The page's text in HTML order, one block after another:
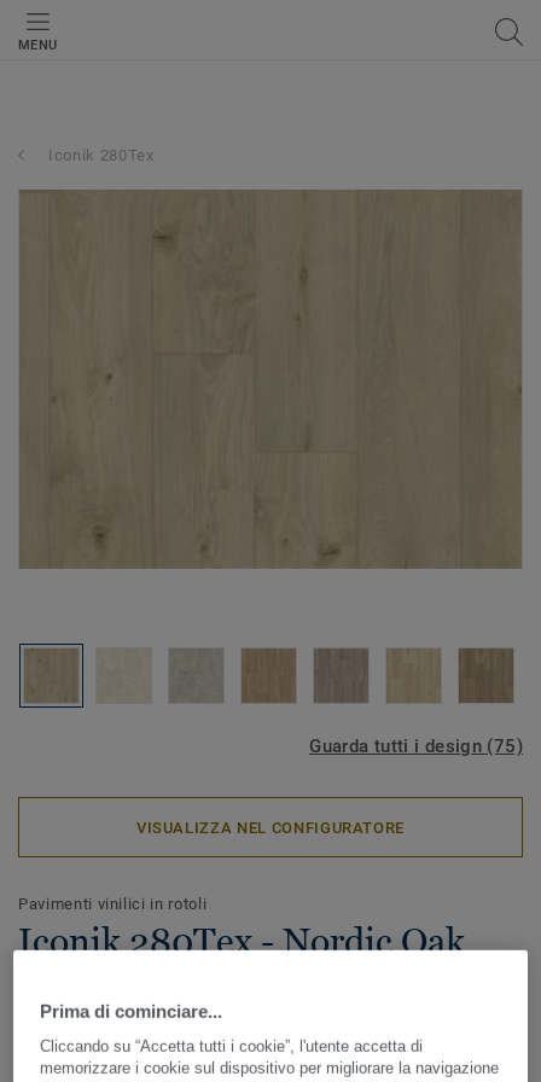
MENU
Iconik 280Tex
Guarda tutti i design (75)
VISUALIZZA NEL CONFIGURATORE
Pavimenti vinilici in rotoli
Iconik 280Tex - Nordic Oak
ICONIK 280Tex è il pavimento vinilico in rotoli ideale in
caso di lavori di ristrutturazione. Lo speciale supporto
Prima di cominciare...
Cliccando su “Accetta tutti i cookie”, l'utente accetta di
memorizzare i cookie sul dispositivo per migliorare la navigazione